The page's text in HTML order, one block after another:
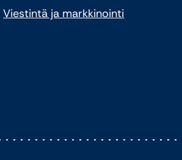
Viestintä ja markkinointi